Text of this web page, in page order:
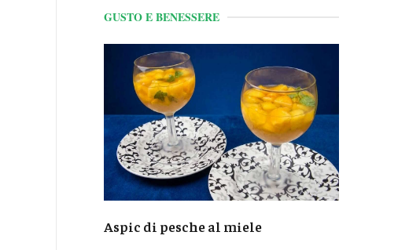
GUSTO E BENESSERE
Aspic di pesche al miele